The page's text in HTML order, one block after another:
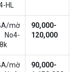
HL
mờ
90,000-
120,000
mờ
90,000-